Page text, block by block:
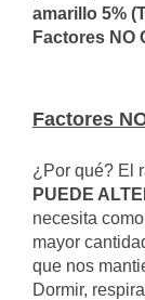
amarillo 5%
Factores NO
Factores
¿Por qué? El
PUEDE
necesita
mayor
que nos
Dormir,